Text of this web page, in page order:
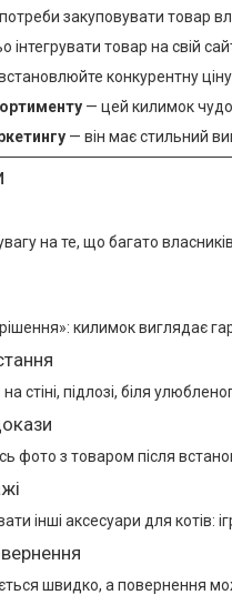
закуповувати товар
інтегрувати товар на свій
конкурентну
— цей килимок
— він має стильний
увагу на те, що багато
килимок виглядає
стіні, підлозі, біля
фото з товаром після
інші аксесуари для котів:
швидко, а повернення